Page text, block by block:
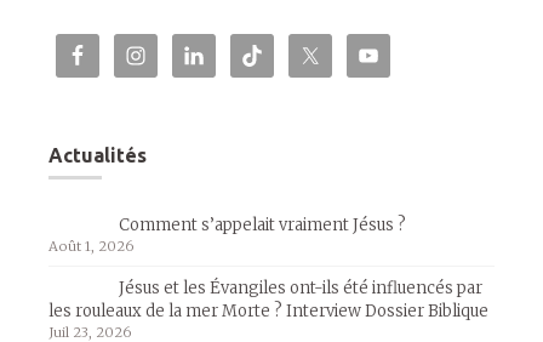
Actualités
Comment s’appelait vraiment Jésus ?
Août 1, 2026
Jésus et les Évangiles ont-ils été influencés par
les rouleaux de la mer Morte ? Interview Dossier Biblique
Juil 23, 2026